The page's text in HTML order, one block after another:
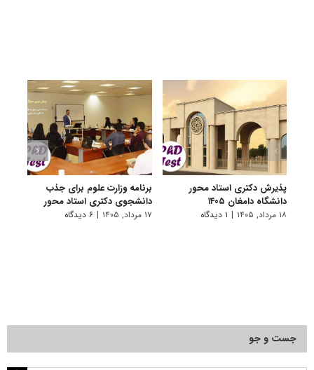
پذیرش دکتری استاد محور
دانشگاه دامغان ۱۴۰۵
۱۸ مرداد, ۱۴۰۵ | ۱ دیدگاه
برنامه وزارت علوم برای جذب
دانشجوی دکتری استاد محور
۱۷ مرداد, ۱۴۰۵ | ۶ دیدگاه
جست و جو